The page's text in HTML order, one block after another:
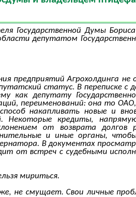
Государственной Думы
депутатом
предприятий Агрохолдинга
статус. В переписке
как депутату
переименований: она то
накапливать новые и
Некоторые кредиты,
от возврата долгов
и иные органы,
В документах
от встреч с судебными
мириться.
не смущает. Свои личные